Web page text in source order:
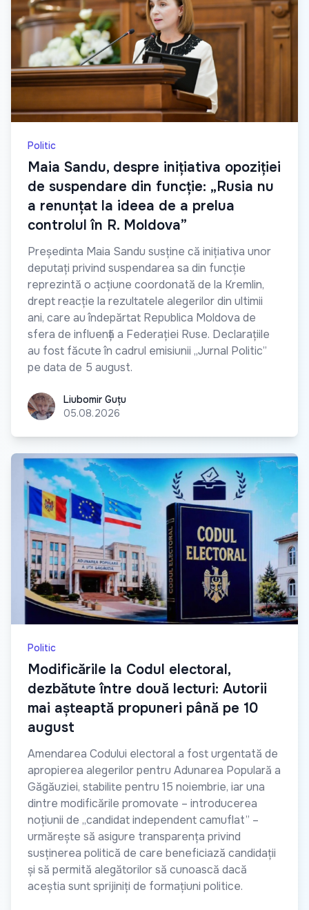
Politic
Maia Sandu, despre inițiativa opoziției
de suspendare din funcție: „Rusia nu
a renunțat la ideea de a prelua
controlul în R. Moldova”
Președinta Maia Sandu susține că inițiativa unor
deputați privind suspendarea sa din funcție
reprezintă o acțiune coordonată de la Kremlin,
drept reacție la rezultatele alegerilor din ultimii
ani, care au îndepărtat Republica Moldova de
sfera de influență a Federației Ruse. Declarațiile
au fost făcute în cadrul emisiunii „Jurnal Politic”
pe data de 5 august.
Liubomir Guțu
Liubomir Guțu
05.08.2026
Politic
Modificările la Codul electoral,
dezbătute între două lecturi: Autorii
mai așteaptă propuneri până pe 10
august
Amendarea Codului electoral a fost urgentată de
apropierea alegerilor pentru Adunarea Populară a
Găgăuziei, stabilite pentru 15 noiembrie, iar una
dintre modificările promovate – introducerea
noțiunii de „candidat independent camuflat” –
urmărește să asigure transparența privind
susținerea politică de care beneficiază candidații
și să permită alegătorilor să cunoască dacă
aceștia sunt sprijiniți de formațiuni politice.